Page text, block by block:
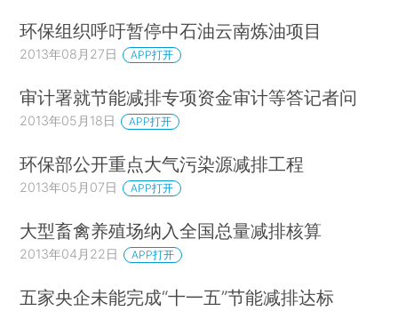
环保组织呼吁暂停中石油云南炼油项目
2013年08月27日 APP打开
审计署就节能减排专项资金审计等答记者问
2013年05月18日 APP打开
环保部公开重点大气污染源减排工程
2013年05月07日 APP打开
大型畜禽养殖场纳入全国总量减排核算
2013年04月22日 APP打开
五家央企未能完成“十一五”节能减排达标